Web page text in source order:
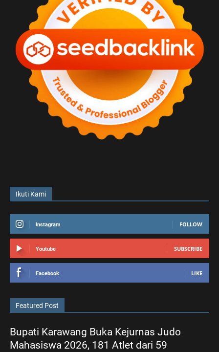
Ikuti Kami
Instagram FOLLOW
Youtube SUBSCRIBE
Facebook LIKE
Featured Post
Bupati Karawang Buka Kejurnas Judo
Mahasiswa 2026, 181 Atlet dari 59